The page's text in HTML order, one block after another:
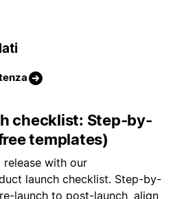
checklist: Step-by-
templates)
release with our
launch checklist. Step-by-
launch to post-launch, align